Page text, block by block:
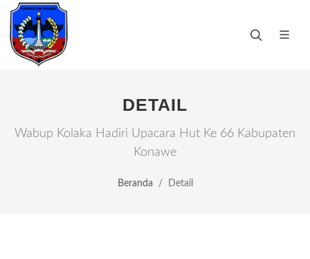
DETAIL
Wabup Kolaka Hadiri Upacara Hut Ke 66 Kabupaten
Konawe
Beranda Detail